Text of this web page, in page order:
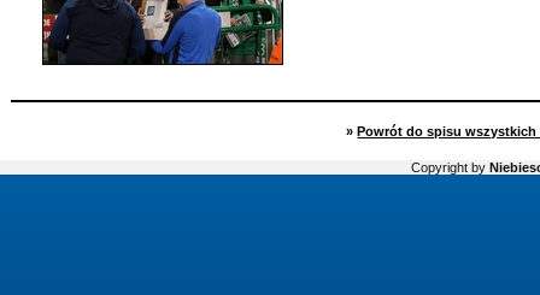
» Powrót do spisu wszystkich
Copyright by